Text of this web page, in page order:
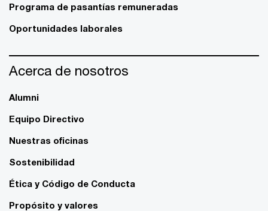
Programa de pasantías remuneradas
Oportunidades laborales
Acerca de nosotros
Alumni
Equipo Directivo
Nuestras oficinas
Sostenibilidad
Ética y Código de Conducta
Propósito y valores